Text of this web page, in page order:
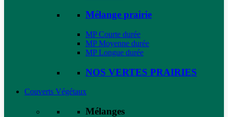
Mélange prairie
MP Courte durée
MP Moyenne durée
MP Longue durée
NOS VERTES PRAIRIES
Couverts Végétaux
Mélanges